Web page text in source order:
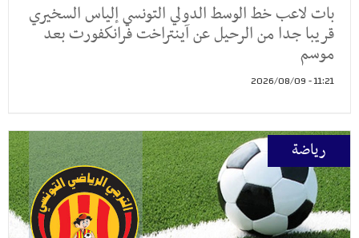
بات لاعب خط الوسط الدولي التونسي إلياس السخيري
قريبا جدا من الرحيل عن آينتراخت فرانكفورت بعد
موسم
11:21 - 2026/08/09
رياضة